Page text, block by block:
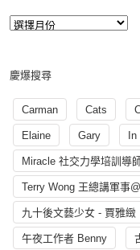
慶爆搜尋
Carman Cats
Elaine Gary In
Miracle 社交力學培訓導
Terry Wong 王總講軍事
九十後文藝少女 - 賈雅緻
午夜工作者 Benny